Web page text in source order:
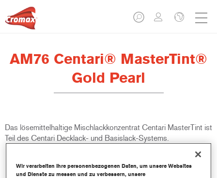
AM76 Centari® MasterTint®
Gold Pearl
Das lösemittelhaltige Mischlackkonzentrat Centari MasterTint ist
Teil des Centari Decklack- und Basislack-Systems.
Produktmerkmale
Unverwechselbares, Vielseitiges und einfach zu
Wir verarbeiten Ihre personenbezogenen Daten, um unsere Websites
und Dienste zu messen und zu verbessern, unsere